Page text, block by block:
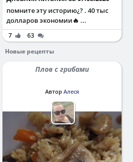
помните эту историю¿? . 40 тыс
долларов экономии🔥 ...
7
63
Новые рецепты
Плов с грибами
Автор Алеся